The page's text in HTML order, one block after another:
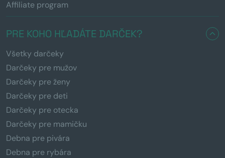
Affiliate program
PRE KOHO HĽADÁTE DARČEK?
Všetky darčeky
Darčeky pre mužov
Darčeky pre ženy
Darčeky pre deti
Darčeky pre otecka
Darčeky pre mamičku
Debna pre pivára
Debna pre rybára